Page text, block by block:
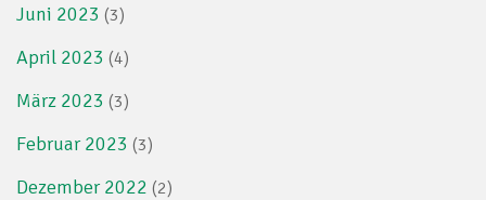
Juni 2023 (3)
April 2023 (4)
März 2023 (3)
Februar 2023 (3)
Dezember 2022 (2)